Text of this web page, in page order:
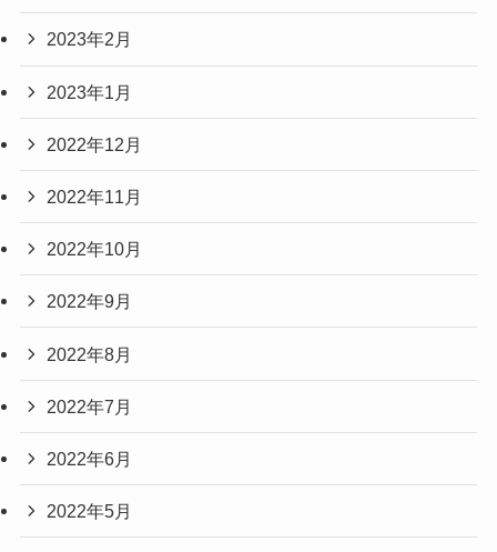
2023年2月
2023年1月
2022年12月
2022年11月
2022年10月
2022年9月
2022年8月
2022年7月
2022年6月
2022年5月